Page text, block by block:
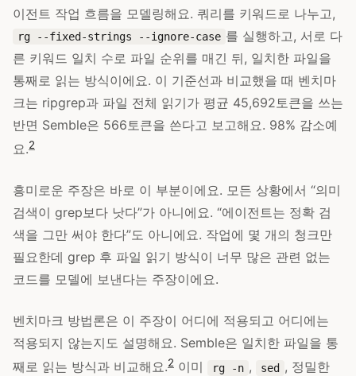
이전트 작업 흐름을 모델링해요. 쿼리를 키워드로 나누고,
rg --fixed-strings --ignore-case 를 실행하고, 서로 다
른 키워드 일치 수로 파일 순위를 매긴 뒤, 일치한 파일을
통째로 읽는 방식이에요. 이 기준선과 비교했을 때 벤치마
크는 ripgrep과 파일 전체 읽기가 평균 45,692토큰을 쓰는
반면 Semble은 566토큰을 쓴다고 보고해요. 98% 감소예
요.2
흥미로운 주장은 바로 이 부분이에요. 모든 상황에서 “의미
검색이 grep보다 낫다”가 아니에요. “에이전트는 정확 검
색을 그만 써야 한다”도 아니에요. 작업에 몇 개의 청크만
필요한데 grep 후 파일 읽기 방식이 너무 많은 관련 없는
코드를 모델에 보낸다는 주장이에요.
벤치마크 방법론은 이 주장이 어디에 적용되고 어디에는
적용되지 않는지도 설명해요. Semble은 일치한 파일을 통
째로 읽는 방식과 비교해요.2 이미 rg -n , sed , 정밀한